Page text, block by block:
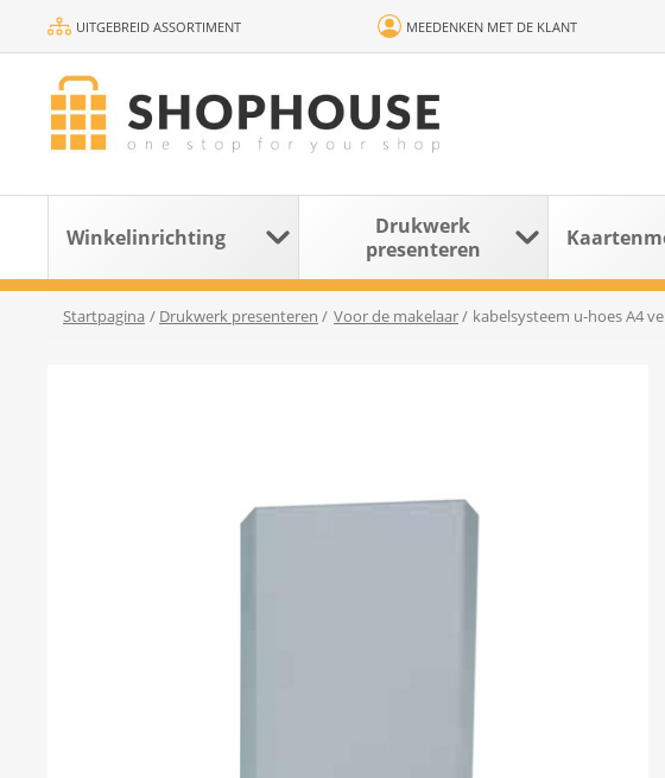
UITGEBREID ASSORTIMENT MEEDENKEN MET DE KLANT
Winkelinrichting
Drukwerk
presenteren
Startpagina / Drukwerk presenteren / Voor de makelaar/ kabelsysteem u-hoes A4